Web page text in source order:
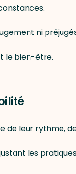
ni
le bien-être.
de leur rythme,
les